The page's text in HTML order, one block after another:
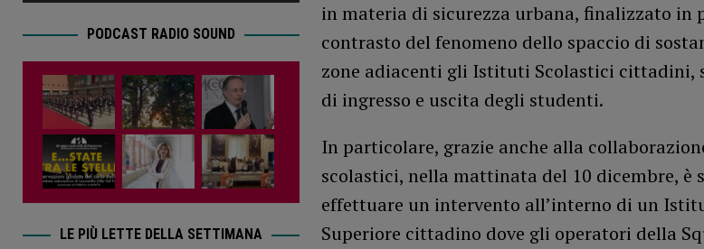
in materia di sicurezza urbana, finalizzato in
contrasto del fenomeno dello spaccio di
zone adiacenti gli Istituti Scolastici cittadini,
di ingresso e uscita degli studenti.
In particolare, grazie anche alla
scolastici, nella mattinata del 10 dicembre, è
effettuare un intervento all’interno di un
Superiore cittadino dove gli operatori della
PODCAST RADIO SOUND
LE PIÙ LETTE DELLA SETTIMANA